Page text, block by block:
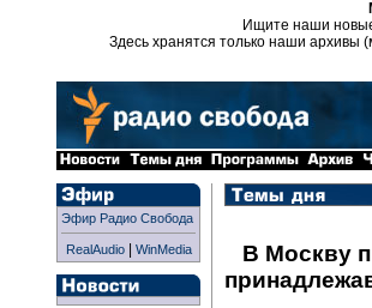
Ищите наши
Здесь хранятся только наши архивы
Эфир Радио Свобода
RealAudio| WinMedia
В Москву